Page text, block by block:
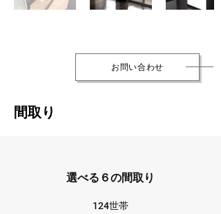
お問い合わせ
間取り
選べる６の間取り
124世帯